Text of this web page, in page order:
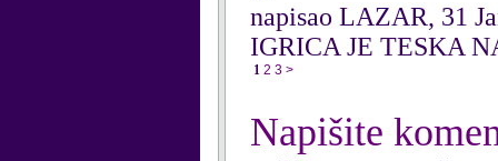
napisao LAZAR, 31
IGRICA JE TESKA
1 2 3 >
Napišite